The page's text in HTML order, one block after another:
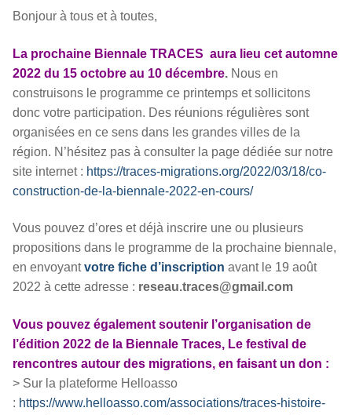
Bonjour à tous et à toutes,
La prochaine Biennale TRACES aura lieu cet automne
2022 du 15 octobre au 10 décembre. Nous en
construisons le programme ce printemps et sollicitons
donc votre participation. Des réunions régulières sont
organisées en ce sens dans les grandes villes de la
région. N’hésitez pas à consulter la page dédiée sur notre
site internet : https://traces-migrations.org/2022/03/18/co-
construction-de-la-biennale-2022-en-cours/
Vous pouvez d’ores et déjà inscrire une ou plusieurs
propositions dans le programme de la prochaine biennale,
en envoyantvotre fiche d’inscription avant le 19 août
2022 à cette adresse : reseau.traces@gmail.com
Vous pouvez également soutenir l’organisation de
l’édition 2022 de la Biennale Traces, Le festival de
rencontres autour des migrations, en faisant un don :
> Sur la plateforme Helloasso
: https://www.helloasso.com/associations/traces-histoire-